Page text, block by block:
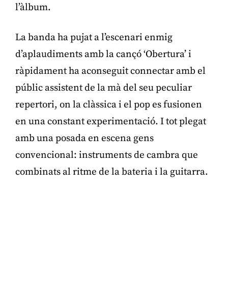
l’àlbum.
La banda ha pujat a l’escenari enmig
d’aplaudiments amb la cançó ‘Obertura’ i
ràpidament ha aconseguit connectar amb el
públic assistent de la mà del seu peculiar
repertori, on la clàssica i el pop es fusionen
en una constant experimentació. I tot plegat
amb una posada en escena gens
convencional: instruments de cambra que
combinats al ritme de la bateria i la guitarra.